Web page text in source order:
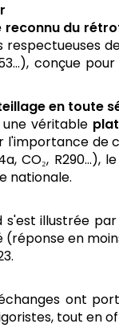
reconnu du
respectueuses
en toute
véritable
de
CO₂, R290…),
nationale.
s'est illustrée
en
ont
tout en